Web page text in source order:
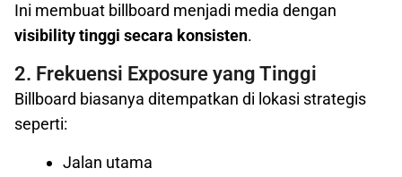
Ini membuat billboard menjadi media dengan
visibility tinggi secara konsisten.
2. Frekuensi Exposure yang Tinggi
Billboard biasanya ditempatkan di lokasi strategis
seperti:
Jalan utama